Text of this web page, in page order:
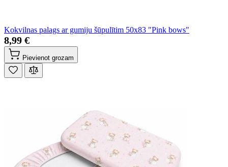
Kokvilnas palags ar gumiju šūpulītim 50x83 "Pink bows"
8,99 €
Pievienot grozam